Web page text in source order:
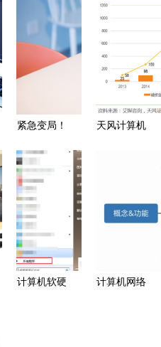
紧急变局！
架华为笔记
本，终止
Windows授
权暗藏行业
洗牌
天风计算机
共振，高成
计算机软硬
计算机网络